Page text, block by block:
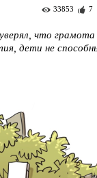
33853
7
что грамота
дети не